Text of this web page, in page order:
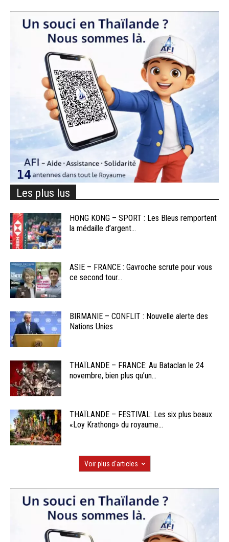
Les plus lus
HONG KONG – SPORT : Les Bleus remportent
la médaille d’argent...
ASIE – FRANCE : Gavroche scrute pour vous
ce second tour...
BIRMANIE – CONFLIT : Nouvelle alerte des
Nations Unies
THAÏLANDE – FRANCE: Au Bataclan le 24
novembre, bien plus qu’un...
THAÏLANDE – FESTIVAL: Les six plus beaux
«Loy Krathong» du royaume...
Voir plus d'articles